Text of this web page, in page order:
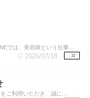
では、美容師という仕事...
32
2026/07/18
ご利用いただき、誠に...